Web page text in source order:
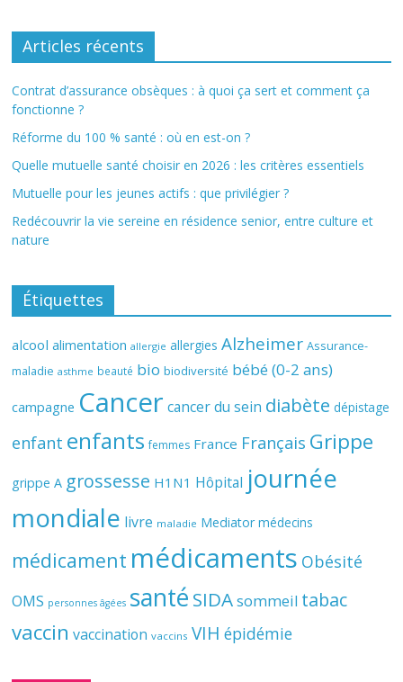
Articles récents
Contrat d’assurance obsèques : à quoi ça sert et comment ça
fonctionne ?
Réforme du 100 % santé : où en est-on ?
Quelle mutuelle santé choisir en 2026 : les critères essentiels
Mutuelle pour les jeunes actifs : que privilégier ?
Redécouvrir la vie sereine en résidence senior, entre culture et
nature
Étiquettes
alcool alimentation allergie allergies Alzheimer Assurance-
maladie asthme beauté bio biodiversité bébé (0-2 ans)
campagne Cancer cancer du sein diabète dépistage
enfant enfants femmes France Français Grippe
grippe A grossesse H1N1 Hôpital journée
mondiale livre maladie Mediator médecins
médicament médicaments Obésité
OMS personnes âgées santé SIDAsommeil tabac
vaccin vaccination vaccins VIH épidémie